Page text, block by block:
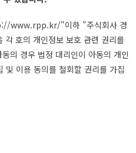
www.rpp.kr/"이하 "주식회사 경
호의 개인정보 보호 관련 권리를
의 경우 법정 대리인이 아동의 개인
및 이용 동의를 철회할 권리를 가집